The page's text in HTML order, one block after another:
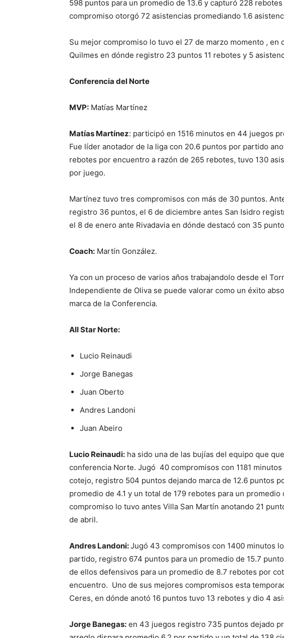
598 puntos para un promedio de 13.6 y capturó 228
compromiso otorgó 72 asistencias promediando 1.6
Su mejor compromiso lo tuvo el 27 de marzo momento , en
Quilmes en dónde registro 23 puntos 11 rebotes y 5
Conferencia del Norte
MVP: Matías Martínez
Matías Martínez: participó en 1516 minutos en 44 juegos
Fue líder anotador de la liga con 20.6 puntos por partido
rebotes por encuentro a razón de 265 rebotes, tuvo 130
por juego.
Martínez tuvo tres compromisos con más de 30 puntos.
registro 36 puntos, el 6 de diciembre antes San Isidro
el 8 de enero ante Rivadavia en dónde destacó con 35
Coach: Martín González.
Ya con un proceso de varios años trabajandolo desde el
Independiente de Oliva se puede valorar como un éxito
marca de la Conferencia.
All Star Norte:
Lucio Reinaudi
Jorge Banegas
Juan Oberto
Andres Landoni
Juan Abeiro
Lucio Reinaudi: ha sido una de las bujías del equipo que
conferencia Norte. Jugó 40 compromisos con 1181
cotejo, registro 504 puntos dejando marca de 12.6 puntos
promedio de 4.1 y un total de 179 rebotes para un
compromiso lo tuvo antes Villa San Martín anotando 21
de abril.
Andres Landoni:Jugó 43 compromisos con 1400 minutos
partido, registro 674 puntos para un promedio de 15.7
de ellos defensivos para un promedio de 8.7 rebotes por
encuentro. Uno de sus mejores compromisos esta
Ceres, en dónde anotó 16 puntos tuvo 13 rebotes y dio 4
Jorge Banegas: en 43 juegos registro 735 puntos dejado